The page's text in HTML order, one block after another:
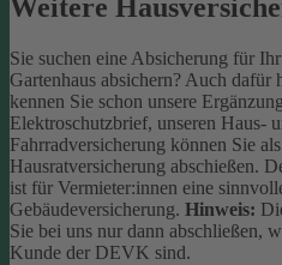
Weitere
Sie suchen eine Absicherung für
Gartenhaus absichern? Auch
kennen Sie schon unsere
Elektroschutzbrief, unseren Haus-
Fahrradversicherung können Sie
Hausratversicherung abschießen.
ist für Vermieter:innen eine
Gebäudeversicherung. Hinweis:
Sie bei uns nur dann abschließen,
Kunde der DEVK sind.